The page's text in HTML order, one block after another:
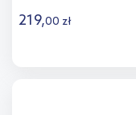
219,00 zł